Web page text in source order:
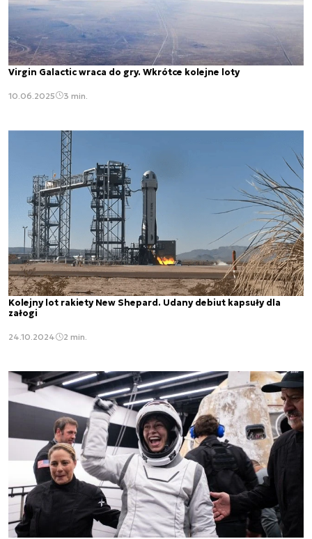
Virgin Galactic wraca do gry. Wkrótce kolejne loty
10.06.2025 3 min.
Kolejny lot rakiety New Shepard. Udany debiut kapsuły dla
załogi
24.10.2024 2 min.